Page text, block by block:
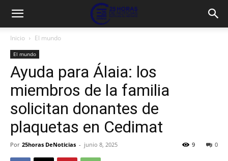
Inicio El mundo
El mundo
Ayuda para Álaia: los
miembros de la familia
solicitan donantes de
plaquetas en Cedimat
Por 25horas DeNoticias - junio 8, 2025 0
9